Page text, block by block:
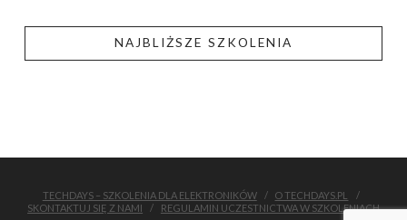
NAJBLIŻSZE SZKOLENIA
TECHDAYS – SZKOLENIA DLA ELEKTRONIKÓW
O TECHDAYS.PL
SKONTAKTUJ SIĘ Z NAMI
REGULAMIN UCZESTNICTWA W SZKOLENIACH